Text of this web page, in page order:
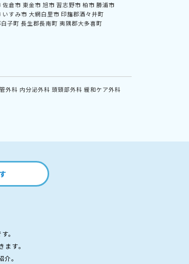
佐倉市 東金市 旭市 習志野市 柏市 勝浦市
いすみ市 大網白里市 印旛郡酒々井町
子町 長生郡長南町 夷隅郡大多喜町
外科 内分泌外科 頭頸部外科 緩和ケア外科
。
す。
。